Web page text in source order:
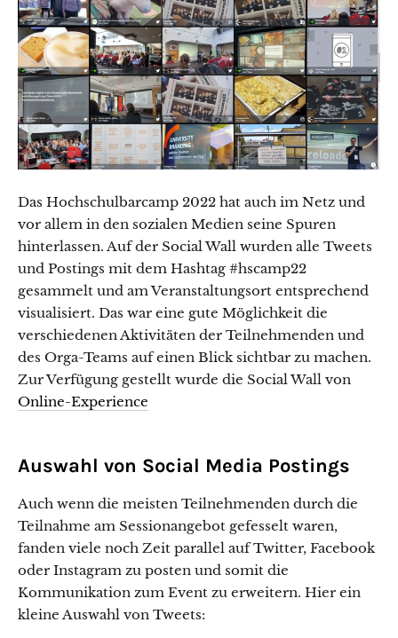
Das Hochschulbarcamp 2022 hat auch im Netz und
vor allem in den sozialen Medien seine Spuren
hinterlassen. Auf der Social Wall wurden alle Tweets
und Postings mit dem Hashtag #hscamp22
gesammelt und am Veranstaltungsort entsprechend
visualisiert. Das war eine gute Möglichkeit die
verschiedenen Aktivitäten der Teilnehmenden und
des Orga-Teams auf einen Blick sichtbar zu machen.
Zur Verfügung gestellt wurde die Social Wall von
Online-Experience
Auswahl von Social Media Postings
Auch wenn die meisten Teilnehmenden durch die
Teilnahme am Sessionangebot gefesselt waren,
fanden viele noch Zeit parallel auf Twitter, Facebook
oder Instagram zu posten und somit die
Kommunikation zum Event zu erweitern. Hier ein
kleine Auswahl von Tweets: